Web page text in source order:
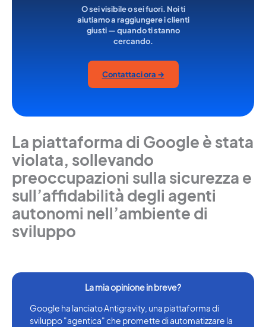
O sei visibile o sei fuori. Noi ti
aiutiamo a raggiungere i clienti
giusti — quando ti stanno
cercando.
Contattaci ora →
La piattaforma di Google è stata
violata, sollevando
preoccupazioni sulla sicurezza e
sull’affidabilità degli agenti
autonomi nell’ambiente di
sviluppo
Google ha lanciato Antigravity, una piattaforma di
sviluppo "agentica" che promette di automatizzare la